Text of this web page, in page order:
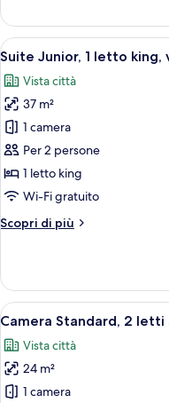
Premium,
letto
vista
città
Apri
tutte
le
foto
per
Suite
Junior,
1
king,
15
Suite Junior, 1 letto king,
Vista città
37 m²
1 camera
Per 2 persone
1 letto king
Wi-Fi gratuito
Scopri di più
Altri
Junior,
letto
vista
città
Apri
tutte
le
foto
per
13
Camera Standard, 2
Vista città
24 m²
1 camera